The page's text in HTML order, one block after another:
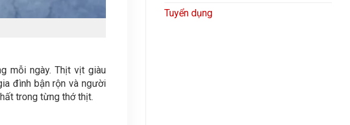
mỗi ngày. Thịt vịt giàu
đình bận rộn và người
trong từng thớ thịt.
Tuyển dụng